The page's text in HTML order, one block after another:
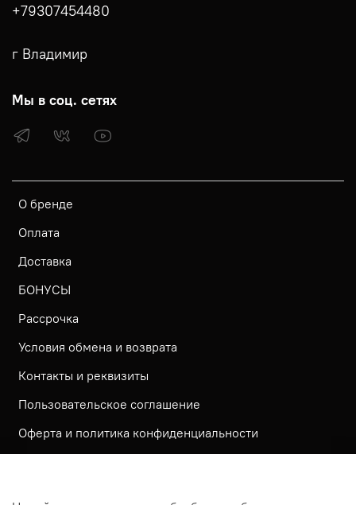
О бренде
Оплата
Доставка
БОНУСЫ
Рассрочка
Условия обмена и возврата
Контакты и реквизиты
Пользовательское соглашение
Оферта и политика конфиденциальности
+79307454480
г Владимир
Мы в соц. сетях